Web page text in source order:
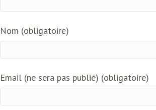
Nom (obligatoire)
Email (ne sera pas publié) (obligatoire)